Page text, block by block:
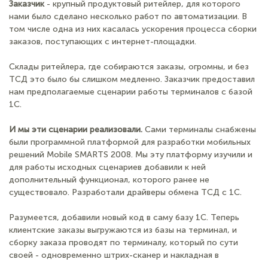
Заказчик- крупный продуктовый ритейлер, для которого
нами было сделано несколько работ по автоматизации. В
том числе одна из них касалась ускорения процесса сборки
заказов, поступающих с интернет-площадки.
Склады ритейлера, где собираются заказы, огромны, и без
ТСД это было бы слишком медленно. Заказчик предоставил
нам предполагаемые сценарии работы терминалов с базой
1С.
И мы эти сценарии реализовали. Сами терминалы снабжены
были программной платформой для разработки мобильных
решений Mobile SMARTS 2008. Мы эту платформу изучили и
для работы исходных сценариев добавили к ней
дополнительный функционал, которого ранее не
существовало. Разработали драйверы обмена ТСД с 1С.
Разумеется, добавили новый код в саму базу 1С. Теперь
клиентские заказы выгружаются из базы на терминал, и
сборку заказа проводят по терминалу, который по сути
своей - одновременно штрих-сканер и накладная в